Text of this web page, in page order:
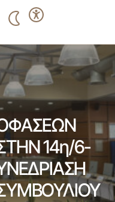
ΛΗΦΘΗΚΑΝ ΣΤΗΝ
ΤΟΥ ΔΗΜΟΤΙΚΟΥ
14η/6-